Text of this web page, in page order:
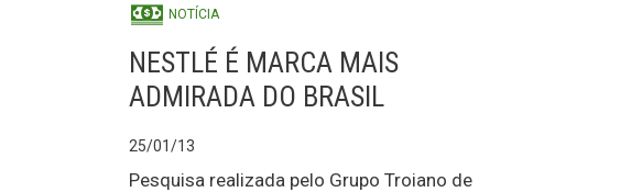
NOTÍCIA
NESTLÉ É MARCA MAIS
ADMIRADA DO BRASIL
25/01/13
Pesquisa realizada pelo Grupo Troiano de